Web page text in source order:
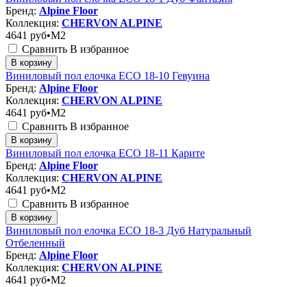
Бренд: Alpine Floor
Коллекция: CHERVON ALPINE
4641 руб•M2
Сравнить В избранное
В корзину
Виниловый пол елочка ECO 18-10 Гевуина
Бренд: Alpine Floor
Коллекция: CHERVON ALPINE
4641 руб•M2
Сравнить В избранное
В корзину
Виниловый пол елочка ECO 18-11 Карите
Бренд: Alpine Floor
Коллекция: CHERVON ALPINE
4641 руб•M2
Сравнить В избранное
В корзину
Виниловый пол елочка ECO 18-3 Дуб Натуральный
Отбеленный
Бренд: Alpine Floor
Коллекция: CHERVON ALPINE
4641 руб•M2